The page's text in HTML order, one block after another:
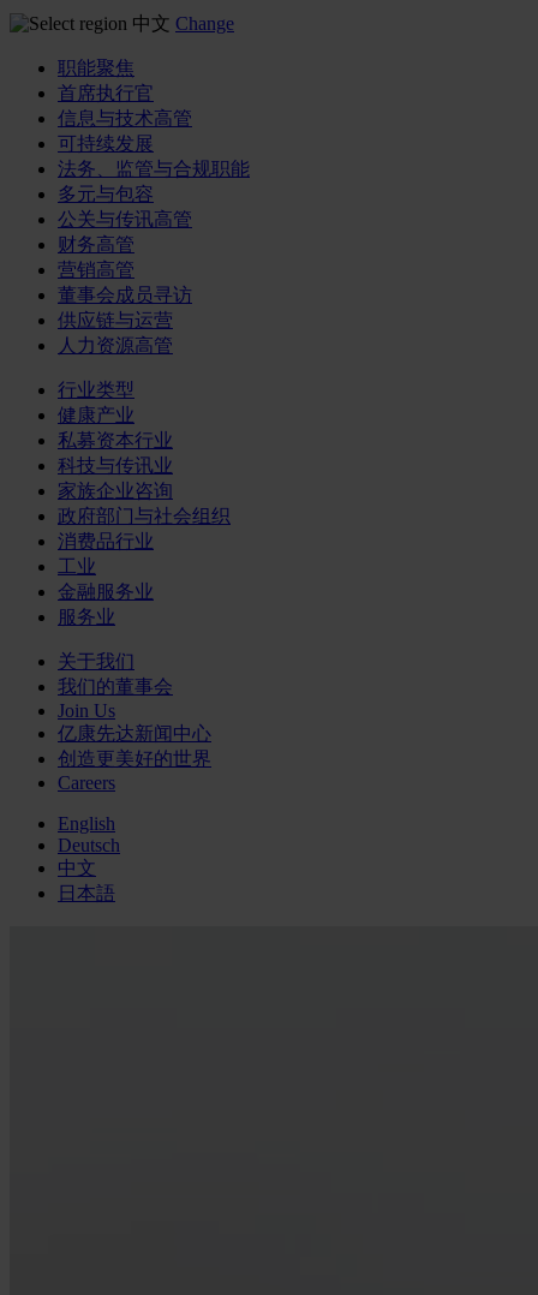
中文 Change
职能聚焦
首席执行官
信息与技术高管
可持续发展
法务、监管与合规职能
多元与包容
公关与传讯高管
财务高管
营销高管
董事会成员寻访
供应链与运营
人力资源高管
行业类型
健康产业
私募资本行业
科技与传讯业
家族企业咨询
政府部门与社会组织
消费品行业
工业
金融服务业
服务业
关于我们
我们的董事会
Join Us
亿康先达新闻中心
创造更美好的世界
Careers
English
Deutsch
中文
日本語